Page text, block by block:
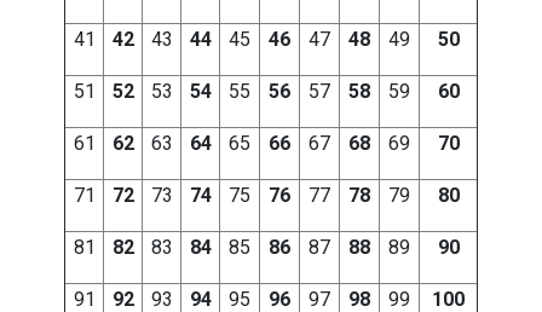
41 42 43 44 45 46 47 48 49 50
51 52 53 54 55 56 57 58 59 60
61 62 63 64 65 66 67 68 69 70
71 72 73 74 75 76 77 78 79 80
81 82 83 84 85 86 87 88 89 90
91 92 93 94 95 96 97 98 99 100